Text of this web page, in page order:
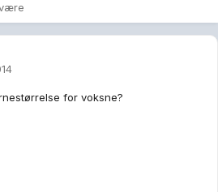
for voksne?